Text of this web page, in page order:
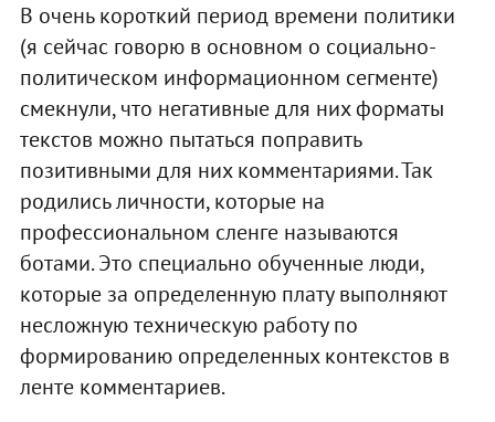
В очень короткий период времени политики
(я сейчас говорю в основном о социально-
политическом информационном сегменте)
смекнули, что негативные для них форматы
текстов можно пытаться поправить
позитивными для них комментариями. Так
родились личности, которые на
профессиональном сленге называются
ботами. Это специально обученные люди,
которые за определенную плату выполняют
несложную техническую работу по
формированию определенных контекстов в
ленте комментариев.